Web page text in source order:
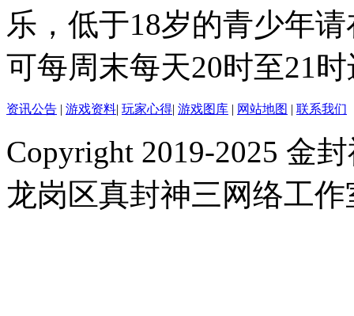
乐，低于18岁的青少年
可每周末每天20时至21
资讯公告 | 游戏资料| 玩家心得| 游戏图库 | 网站地图 | 联系我们
Copyright 2019-2025 金
龙岗区真封神三网络工